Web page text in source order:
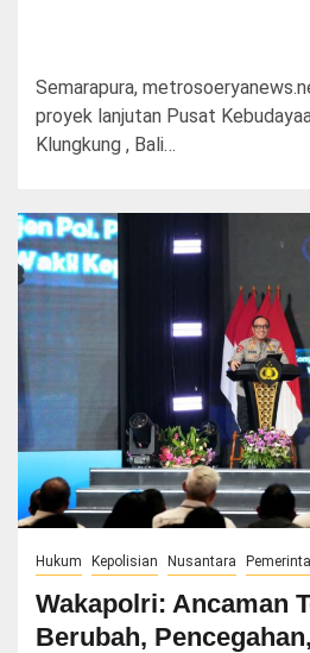
Semarapura,
proyek lanjutan Pusat
Klungkung , Bali…
Hukum Kepolisian Nusantara
Wakapolri: Ancaman
Berubah,